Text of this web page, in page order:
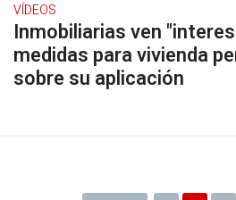
VÍDEOS
Inmobiliarias ven
medidas para vivienda
sobre su aplicación